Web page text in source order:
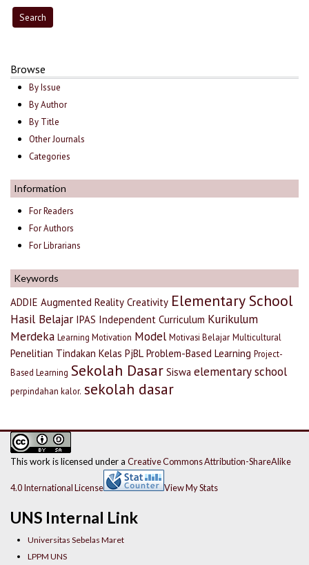
Browse
By Issue
By Author
By Title
Other Journals
Categories
Information
For Readers
For Authors
For Librarians
Keywords
ADDIE Augmented Reality Creativity Elementary School
Hasil Belajar IPAS Independent Curriculum Kurikulum
Merdeka Learning Motivation Model Motivasi Belajar Multicultural
Penelitian Tindakan Kelas PjBL Problem-Based Learning Project-
Based Learning Sekolah Dasar Siswa elementary school
perpindahan kalor. sekolah dasar
UNS Internal Link
Universitas Sebelas Maret
LPPM UNS
This work is licensed under a Creative Commons Attribution-ShareAlike
4.0 International License View My Stats